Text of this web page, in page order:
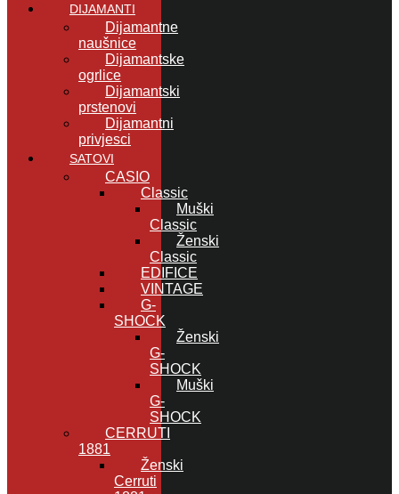
DIJAMANTI
Dijamantne
naušnice
Dijamantske
ogrlice
Dijamantski
prstenovi
Dijamantni
privjesci
SATOVI
CASIO
Classic
Muški
Classic
Ženski
Classic
EDIFICE
VINTAGE
G-
SHOCK
Ženski
G-
SHOCK
Muški
G-
SHOCK
CERRUTI
1881
Ženski
Cerruti